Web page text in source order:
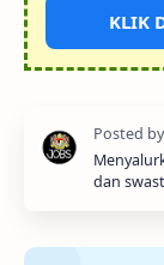
KLIK
dan